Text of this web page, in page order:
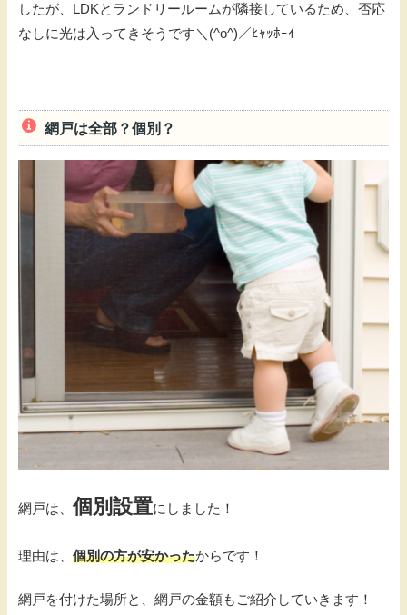
したが、LDKとランドリールームが隣接しているため、否応
なしに光は入ってきそうです＼(^o^)／ﾋｬｯﾎｰｲ
網戸は全部？個別？
網戸は、 個別設置にしました！
理由は、 個別の方が安かったからです！
網戸を付けた場所と、網戸の金額もご紹介していきます！